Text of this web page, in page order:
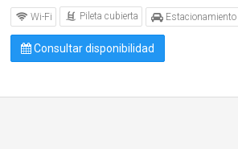
Wi-Fi Pileta cubierta Estacionamiento
Consultar disponibilidad